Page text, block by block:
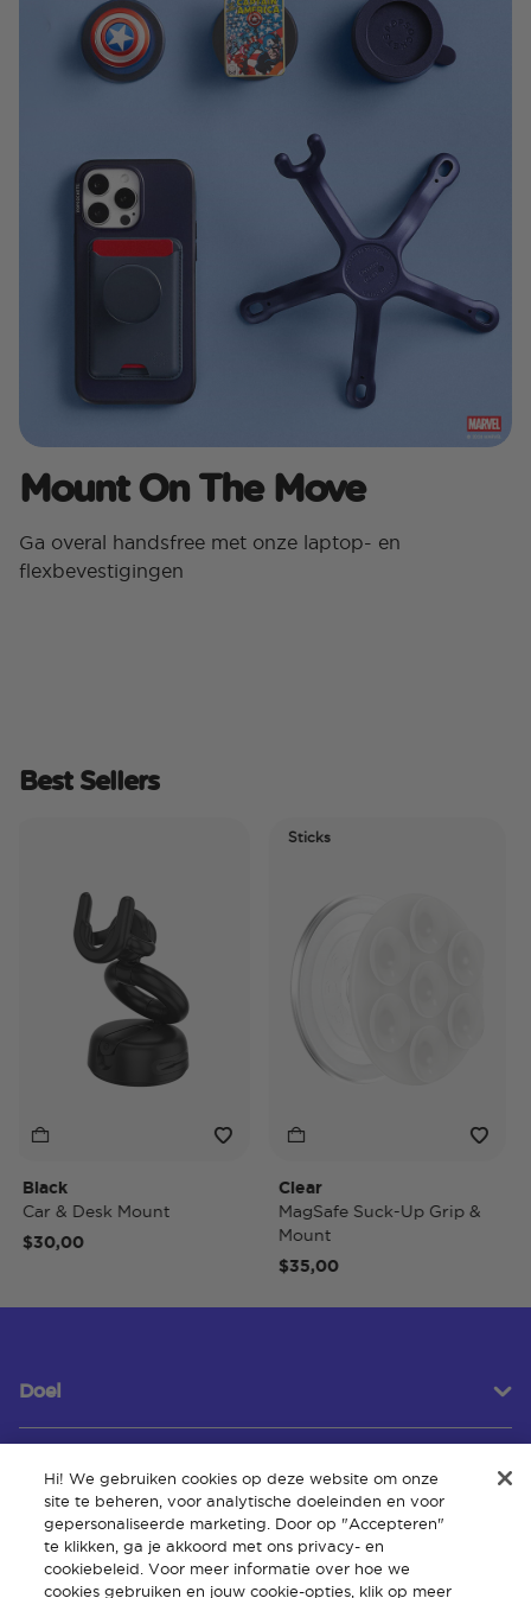
Mount On The Move
Ga overal handsfree met onze laptop- en
flexbevestigingen
Best Sellers
& Desk Mount
Sticks
Clear
MagSafe Suck-Up Grip &
Mount
$35,00
Doel
Klantenservice
Over
Hi! We gebruiken cookies op deze website om onze
site te beheren, voor analytische doeleinden en voor
gepersonaliseerde marketing. Door op "Accepteren"
te klikken, ga je akkoord met ons privacy- en
cookiebeleid. Voor meer informatie over hoe we
cookies gebruiken en jouw cookie-opties, klik op meer